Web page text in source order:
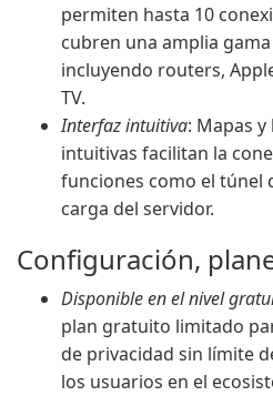
permiten hasta 10
cubren una amplia
incluyendo routers,
TV.
Interfaz intuitiva: Mapas
intuitivas facilitan la
funciones como el túnel
carga del servidor.
Configuración,
Disponible en el nivel
plan gratuito limitado
de privacidad sin límite
los usuarios en el